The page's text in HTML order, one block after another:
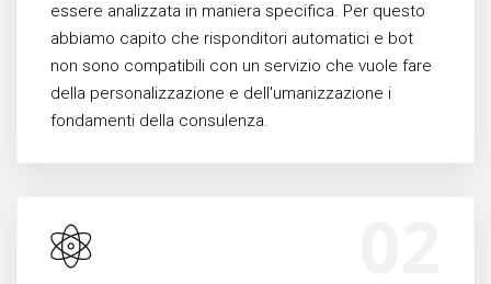
essere analizzata in maniera specifica. Per questo
abbiamo capito che risponditori automatici e bot
non sono compatibili con un servizio che vuole fare
della personalizzazione e dell'umanizzazione i
fondamenti della consulenza.